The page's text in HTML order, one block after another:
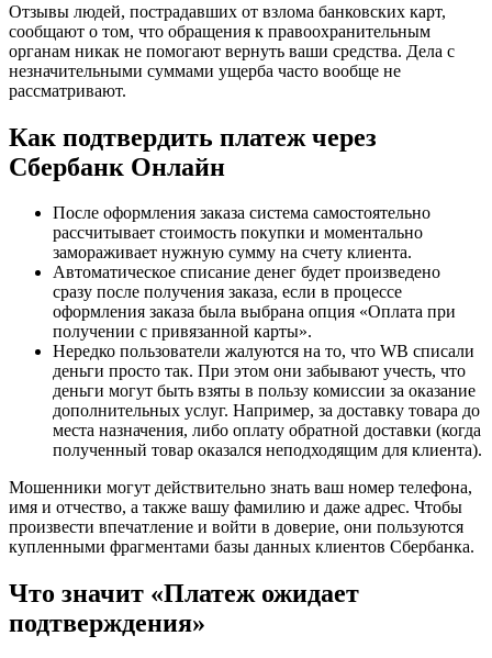
Отзывы людей, пострадавших от взлома банковских карт,
сообщают о том, что обращения к правоохранительным
органам никак не помогают вернуть ваши средства. Дела с
незначительными суммами ущерба часто вообще не
рассматривают.
Как подтвердить платеж через
Сбербанк Онлайн
После оформления заказа система самостоятельно
рассчитывает стоимость покупки и моментально
замораживает нужную сумму на счету клиента.
Автоматическое списание денег будет произведено
сразу после получения заказа, если в процессе
оформления заказа была выбрана опция «Оплата при
получении с привязанной карты».
Нередко пользователи жалуются на то, что WB списали
деньги просто так. При этом они забывают учесть, что
деньги могут быть взяты в пользу комиссии за оказание
дополнительных услуг. Например, за доставку товара до
места назначения, либо оплату обратной доставки (когда
полученный товар оказался неподходящим для клиента).
Мошенники могут действительно знать ваш номер телефона,
имя и отчество, а также вашу фамилию и даже адрес. Чтобы
произвести впечатление и войти в доверие, они пользуются
купленными фрагментами базы данных клиентов Сбербанка.
Что значит «Платеж ожидает
подтверждения»